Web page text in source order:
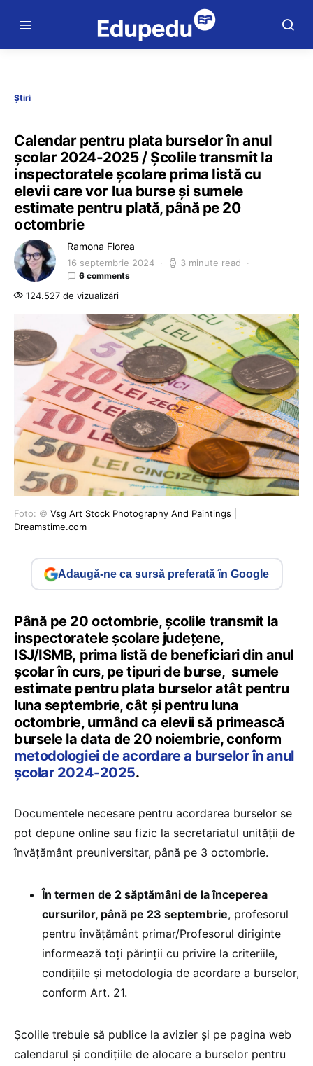
Știri
Calendar pentru plata burselor în anul
școlar 2024-2025 / Școlile transmit la
inspectoratele școlare prima listă cu
elevii care vor lua burse și sumele
estimate pentru plată, până pe 20
octombrie
Ramona Florea
16 septembrie 2024 3 minute read
6 comments
124.527 de vizualizări
Foto: © Vsg Art Stock Photography And Paintings
Dreamstime.com
Adaugă-ne ca sursă preferată în Google
Până pe 20 octombrie, școlile transmit la
inspectoratele școlare județene,
ISJ/ISMB, prima listă de beneficiari din anul
școlar în curs, pe tipuri de burse, sumele
estimate pentru plata burselor atât pentru
luna septembrie, cât și pentru luna
octombrie, urmând ca elevii să primească
bursele la data de 20 noiembrie, conform
metodologiei de acordare a burselor în anul
școlar 2024-2025.
Documentele necesare pentru acordarea burselor se
pot depune online sau fizic la secretariatul unității de
învățământ preuniversitar, până pe 3 octombrie.
În termen de 2 săptămâni de la începerea
cursurilor, până pe 23 septembrie, profesorul
pentru învățământ primar/Profesorul diriginte
informează toți părinții cu privire la criteriile,
condițiile și metodologia de acordare a burselor,
conform Art. 21.
Școlile trebuie să publice la avizier și pe pagina web
calendarul și condițiile de alocare a burselor pentru